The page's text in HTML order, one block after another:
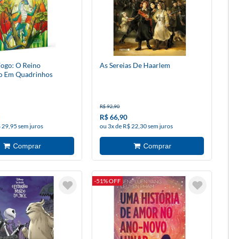
O Reino
Em Quadrinhos
29,95 sem juros
As Sereias De Haarlem
R$ 92,90
R$ 66,90
ou 3x de R$ 22,30 sem juros
-51% OFF